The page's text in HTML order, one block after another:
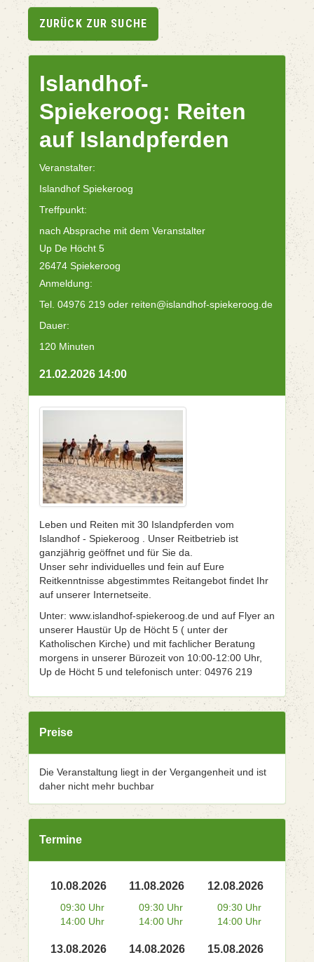
ZURÜCK ZUR SUCHE
Islandhof-
Spiekeroog: Reiten
auf Islandpferden
Veranstalter:
Islandhof Spiekeroog
Treffpunkt:
nach Absprache mit dem Veranstalter
Up De Höcht 5
26474 Spiekeroog
Anmeldung:
Tel. 04976 219 oder reiten@islandhof-spiekeroog.de
Dauer:
120 Minuten
21.02.2026 14:00
Leben und Reiten mit 30 Islandpferden vom
Islandhof - Spiekeroog . Unser Reitbetrieb ist
ganzjährig geöffnet und für Sie da.
Unser sehr individuelles und fein auf Eure
Reitkenntnisse abgestimmtes Reitangebot findet Ihr
auf unserer Internetseite.
Unter: www.islandhof-spiekeroog.de und auf Flyer an
unserer Haustür Up de Höcht 5 ( unter der
Katholischen Kirche) und mit fachlicher Beratung
morgens in unserer Bürozeit von 10:00-12:00 Uhr,
Up de Höcht 5 und telefonisch unter: 04976 219
Preise
Die Veranstaltung liegt in der Vergangenheit und ist
daher nicht mehr buchbar
Termine
10.08.2026
09:30 Uhr
14:00 Uhr
11.08.2026
09:30 Uhr
14:00 Uhr
12.08.2026
09:30 Uhr
14:00 Uhr
13.08.2026 14.08.2026 15.08.2026